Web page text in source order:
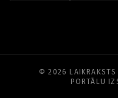
© 2026
PORTĀLU